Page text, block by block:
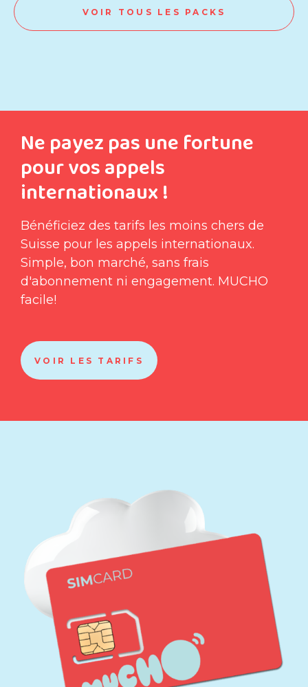
VOIR TOUS LES PACKS
Ne payez pas une fortune
pour vos appels
internationaux !
Bénéficiez des tarifs les moins chers de
Suisse pour les appels internationaux.
Simple, bon marché, sans frais
d'abonnement ni engagement. MUCHO
facile!
VOIR LES TARIFS